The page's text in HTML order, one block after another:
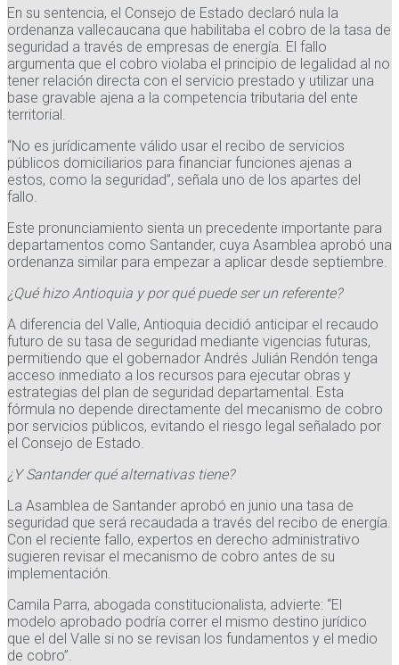
En su sentencia, el Consejo de Estado declaró nula la
ordenanza vallecaucana que habilitaba el cobro de la tasa de
seguridad a través de empresas de energía. El fallo
argumenta que el cobro violaba el principio de legalidad al no
tener relación directa con el servicio prestado y utilizar una
base gravable ajena a la competencia tributaria del ente
territorial.
“No es jurídicamente válido usar el recibo de servicios
públicos domiciliarios para financiar funciones ajenas a
estos, como la seguridad”, señala uno de los apartes del
fallo.
Este pronunciamiento sienta un precedente importante para
departamentos como Santander, cuya Asamblea aprobó una
ordenanza similar para empezar a aplicar desde septiembre.
¿Qué hizo Antioquia y por qué puede ser un referente?
A diferencia del Valle, Antioquia decidió anticipar el recaudo
futuro de su tasa de seguridad mediante vigencias futuras,
permitiendo que el gobernador Andrés Julián Rendón tenga
acceso inmediato a los recursos para ejecutar obras y
estrategias del plan de seguridad departamental. Esta
fórmula no depende directamente del mecanismo de cobro
por servicios públicos, evitando el riesgo legal señalado por
el Consejo de Estado.
¿Y Santander qué alternativas tiene?
La Asamblea de Santander aprobó en junio una tasa de
seguridad que será recaudada a través del recibo de energía.
Con el reciente fallo, expertos en derecho administrativo
sugieren revisar el mecanismo de cobro antes de su
implementación.
Camila Parra, abogada constitucionalista, advierte: “El
modelo aprobado podría correr el mismo destino jurídico
que el del Valle si no se revisan los fundamentos y el medio
de cobro”.